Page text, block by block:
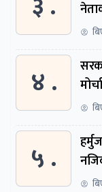
४ .
५ .